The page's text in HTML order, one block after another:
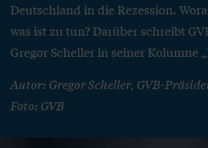
Deutschland in die Rezession.
was ist zu tun? Darüber schreibt
Gregor Scheller in seiner Kolumne
Autor: Gregor Scheller, GVB-
Foto: GVB